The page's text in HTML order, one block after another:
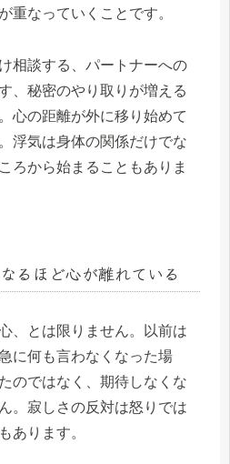
重なっていくことです。
相談する、パートナーへの
、秘密のやり取りが増える
心の距離が外に移り始めて
浮気は身体の関係だけでな
ろから始まることもありま
るほど心が離れている
、とは限りません。以前は
に何も言わなくなった場
のではなく、期待しなくな
。寂しさの反対は怒りでは
あります。